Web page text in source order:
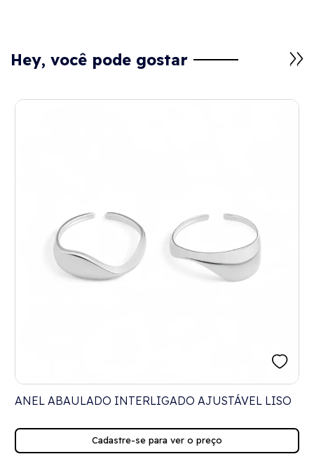
Hey, você pode gostar
ANEL ABAULADO INTERLIGADO AJUSTÁVEL LISO
Cadastre-se para ver o preço